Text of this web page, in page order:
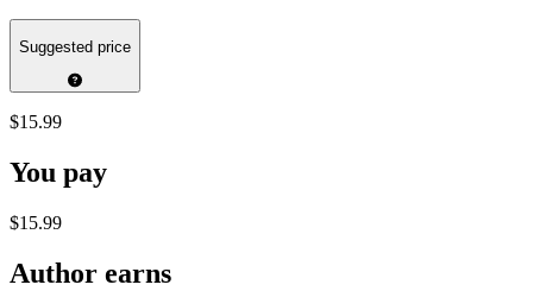
Suggested price
$15.99
You pay
$15.99
Author earns